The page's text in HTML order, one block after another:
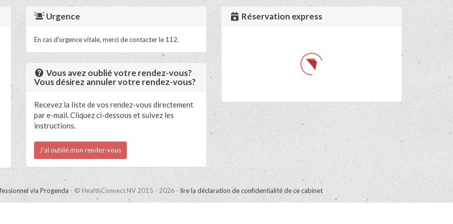
Urgence
En cas d'urgence vitale, merci de contacter le 112.
Vous avez oublié votre rendez-vous?
Vous désirez annuler votre rendez-vous?
Recevez la liste de vos rendez-vous directement
par e-mail. Cliquez ci-dessous et suivez les
instructions.
J'ai oublié mon rendez-vous
Réservation express
via Progenda - © HealthConnect NV 2015 - 2026 -lire la déclaration de confidentialité de ce cabinet